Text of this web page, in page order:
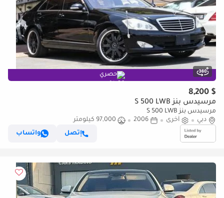
حصري
$ 8,200
مرسيدس بنز S 500 LWB
مرسيدس بنز S 500 LWB
دبي
أخرى 2006
97,000 كيلومتر
إتصل
واتساب